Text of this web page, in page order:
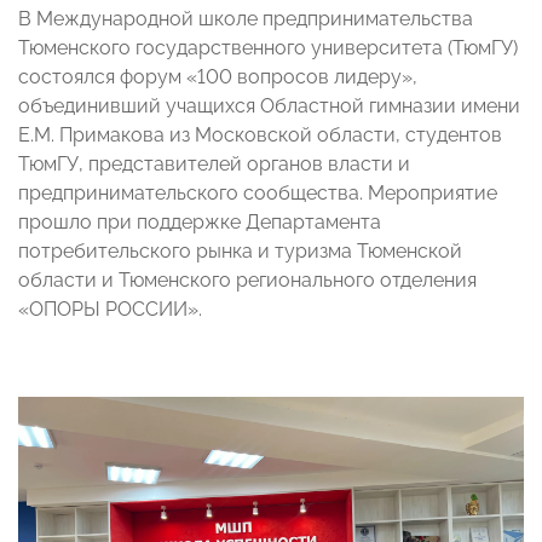
В Международной школе предпринимательства
Тюменского государственного университета (ТюмГУ)
состоялся форум «100 вопросов лидеру»,
объединивший учащихся Областной гимназии имени
Е.М. Примакова из Московской области, студентов
ТюмГУ, представителей органов власти и
предпринимательского сообщества. Мероприятие
прошло при поддержке Департамента
потребительского рынка и туризма Тюменской
области и Тюменского регионального отделения
«ОПОРЫ РОССИИ».